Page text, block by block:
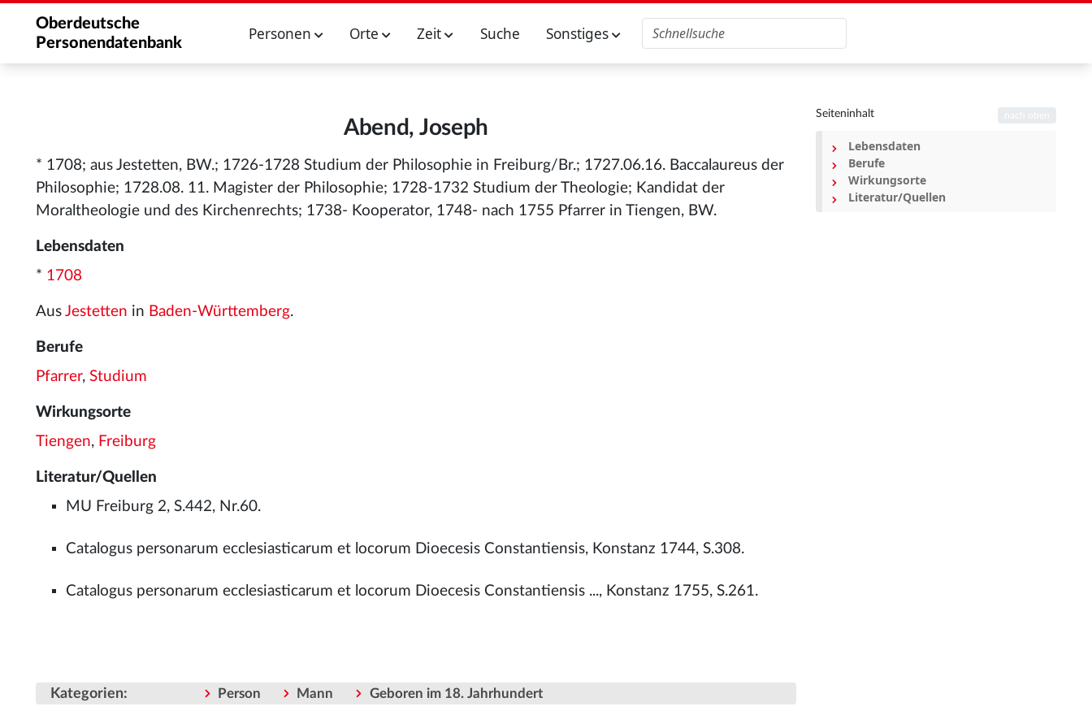
Oberdeutsche
Personendatenbank
Personen Orte Zeit Suche Sonstiges
Abend, Joseph
* 1708; aus Jestetten, BW.; 1726-1728 Studium der Philosophie in Freiburg/Br.; 1727.06.16. Baccalaureus der
Philosophie; 1728.08. 11. Magister der Philosophie; 1728-1732 Studium der Theologie; Kandidat der
Moraltheologie und des Kirchenrechts; 1738- Kooperator, 1748- nach 1755 Pfarrer in Tiengen, BW.
Lebensdaten
* 1708
Aus Jestetten in Baden-Württemberg.
Berufe
Pfarrer, Studium
Wirkungsorte
Tiengen, Freiburg
Literatur/Quellen
MU Freiburg 2, S.442, Nr.60.
Catalogus personarum ecclesiasticarum et locorum Dioecesis Constantiensis, Konstanz 1744, S.308.
Catalogus personarum ecclesiasticarum et locorum Dioecesis Constantiensis ..., Konstanz 1755, S.261.
Kategorien: Person Mann Geboren im 18. Jahrhundert
Seiteninhalt
Lebensdaten
Berufe
Wirkungsorte
Literatur/Quellen